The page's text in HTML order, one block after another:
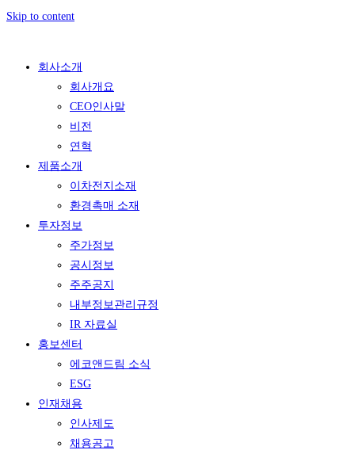
Skip to content
회사소개
회사개요
CEO인사말
비전
연혁
제품소개
이차전지소재
환경촉매 소재
투자정보
주가정보
공시정보
주주공지
내부정보관리규정
IR 자료실
홍보센터
에코앤드림 소식
ESG
인재채용
인사제도
채용공고